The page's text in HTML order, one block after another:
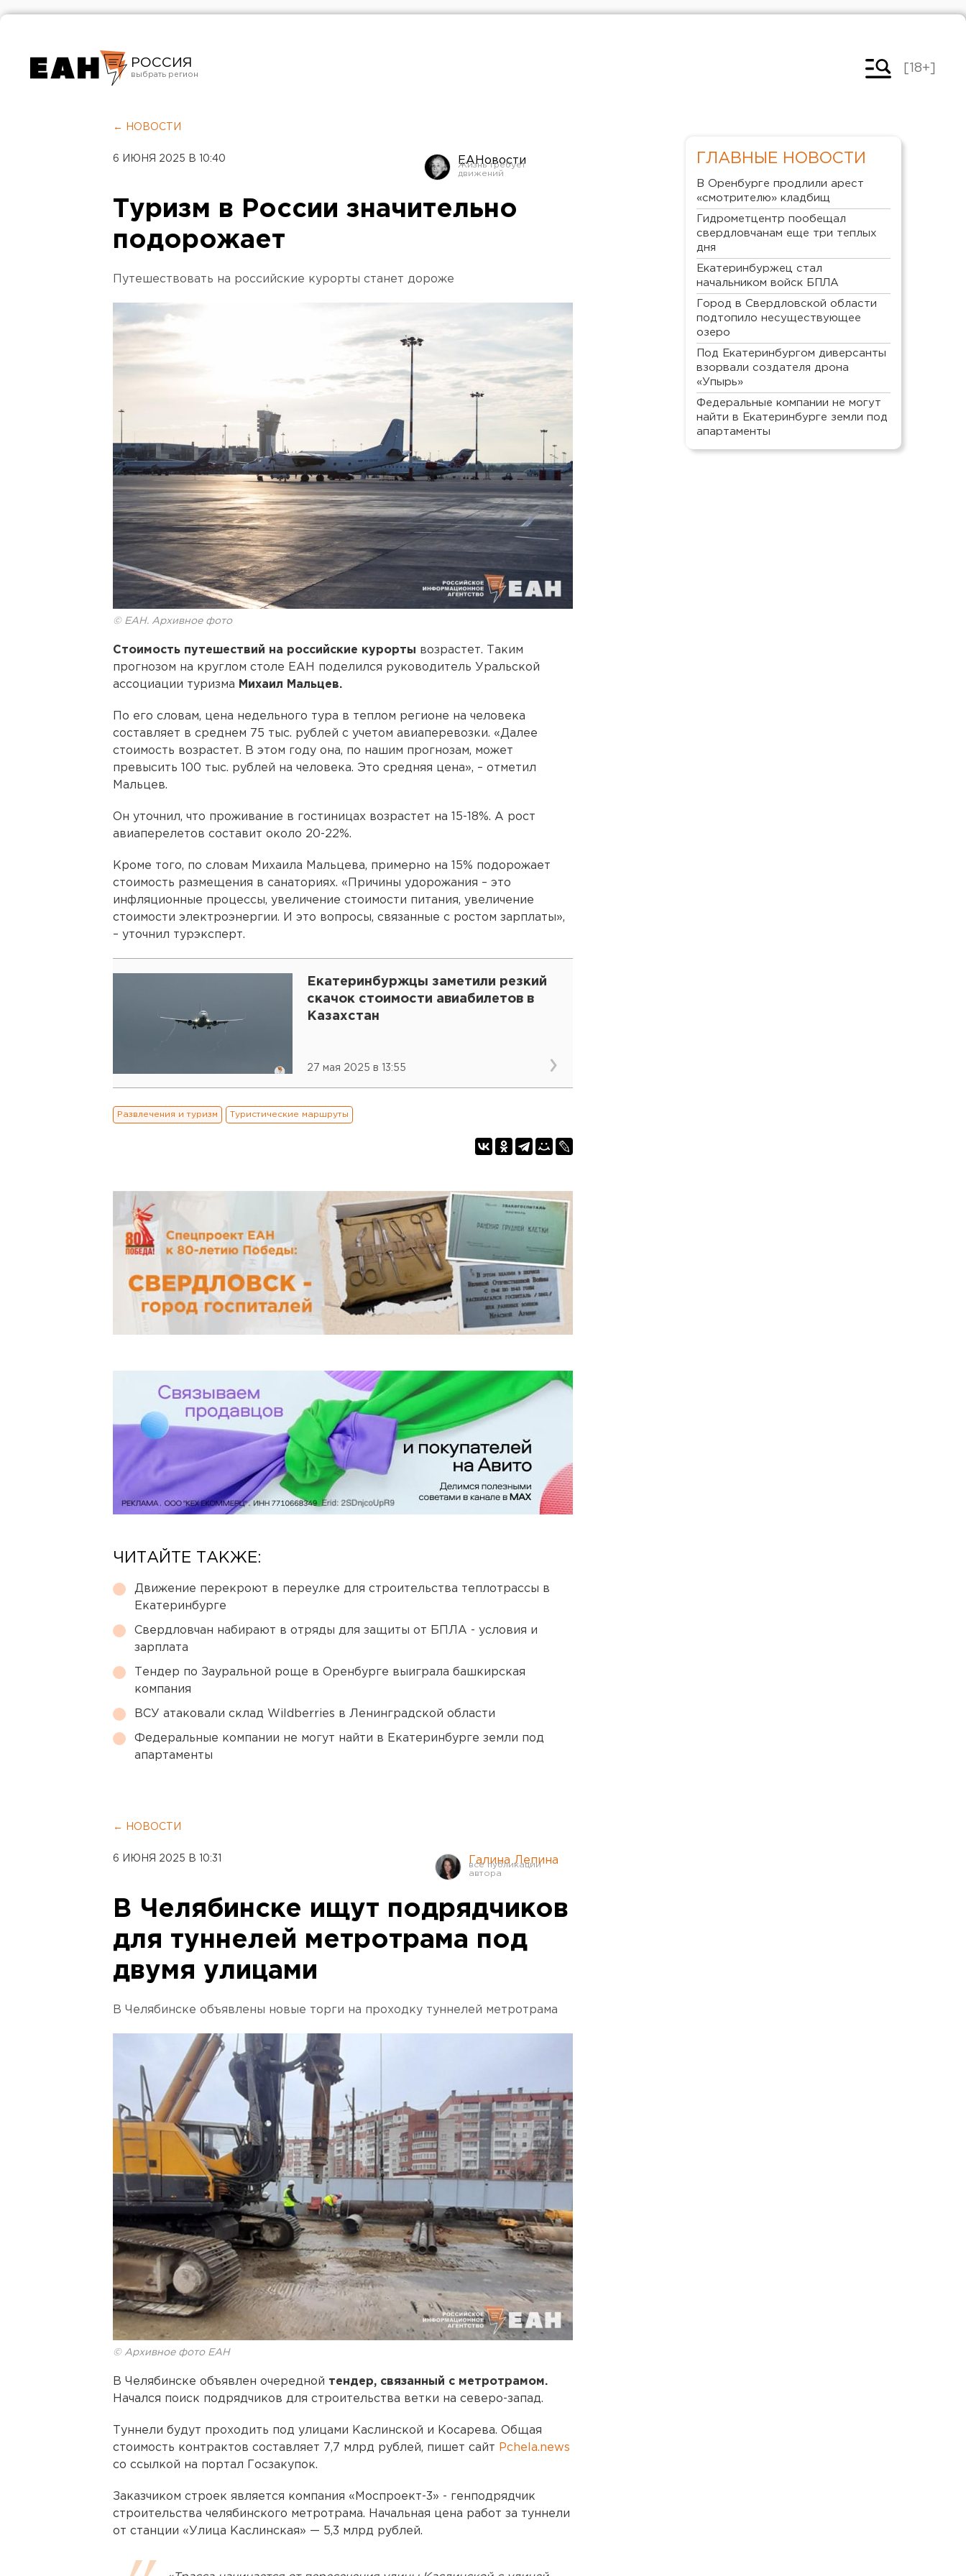
РОССИЯ
Челябинск
[18+]
← НОВОСТИ
6 ИЮНЯ 2025 В 10:40 ЕАНовости
Туризм в России значительно
подорожает
Путешествовать на российские курорты станет дороже
© ЕАН. Архивное фото
Стоимость путешествий на российские курорты возрастет. Таким
прогнозом на круглом столе ЕАН поделился руководитель Уральской
ассоциации туризма Михаил Мальцев.
По его словам, цена недельного тура в теплом регионе на человека
составляет в среднем 75 тыс. рублей с учетом авиаперевозки. «Далее
стоимость возрастет. В этом году она, по нашим прогнозам, может
превысить 100 тыс. рублей на человека. Это средняя цена», – отметил
Мальцев.
Он уточнил, что проживание в гостиницах возрастет на 15-18%. А рост
авиаперелетов составит около 20-22%.
Кроме того, по словам Михаила Мальцева, примерно на 15% подорожает
стоимость размещения в санаториях. «Причины удорожания – это
инфляционные процессы, увеличение стоимости питания, увеличение
стоимости электроэнергии. И это вопросы, связанные с ростом зарплаты»,
– уточнил турэксперт.
Екатеринбуржцы заметили резкий
скачок стоимости авиабилетов в
Казахстан
27 мая 2025 в 13:55
Развлечения и туризм Туристические маршруты
ЧИТАЙТЕ ТАКЖЕ:
Движение перекроют в переулке для строительства теплотрассы в
Екатеринбурге
Свердловчан набирают в отряды для защиты от БПЛА - условия и
зарплата
Тендер по Зауральной роще в Оренбурге выиграла башкирская
компания
ВСУ атаковали склад Wildberries в Ленинградской области
Федеральные компании не могут найти в Екатеринбурге земли под
апартаменты
← НОВОСТИ
6 ИЮНЯ 2025 В 10:31 Галина Лепина
В Челябинске ищут подрядчиков
для туннелей метротрама под
двумя улицами
В Челябинске объявлены новые торги на проходку туннелей метротрама
© Архивное фото ЕАН
В Челябинске объявлен очередной тендер, связанный с метротрамом.
Начался поиск подрядчиков для строительства ветки на северо-запад.
Туннели будут проходить под улицами Каслинской и Косарева. Общая
стоимость контрактов составляет 7,7 млрд рублей, пишет сайт Pchela.news
со ссылкой на портал Госзакупок.
Заказчиком строек является компания «Моспроект-3» - генподрядчик
строительства челябинского метротрама. Начальная цена работ за туннели
от станции «Улица Каслинская» — 5,3 млрд рублей.
ГЛАВНЫЕ НОВОСТИ
В Оренбурге продлили арест
«смотрителю» кладбищ
Гидрометцентр пообещал
свердловчанам еще три теплых
дня
Екатеринбуржец стал
начальником войск БПЛА
Город в Свердловской области
подтопило несуществующее
озеро
Под Екатеринбургом диверсанты
взорвали создателя дрона
«Упырь»
Федеральные компании не могут
найти в Екатеринбурге земли под
апартаменты